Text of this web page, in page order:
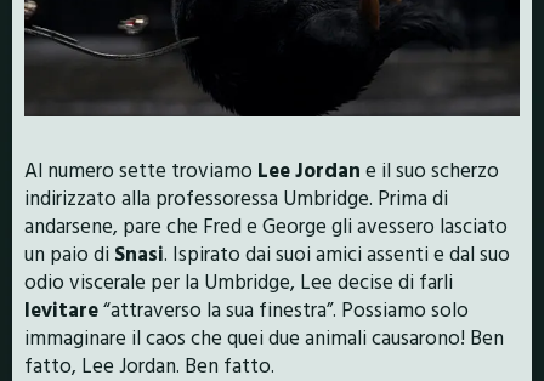
Al numero sette troviamo Lee Jordan e il suo scherzo
indirizzato alla professoressa Umbridge. Prima di
andarsene, pare che Fred e George gli avessero lasciato
un paio di Snasi. Ispirato dai suoi amici assenti e dal suo
odio viscerale per la Umbridge, Lee decise di farli
levitare“attraverso la sua finestra”. Possiamo solo
immaginare il caos che quei due animali causarono! Ben
fatto, Lee Jordan. Ben fatto.